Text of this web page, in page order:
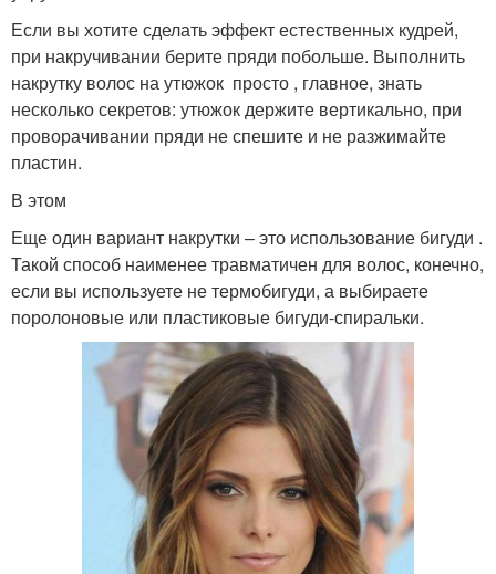
Если вы хотите сделать эффект естественных кудрей,
при накручивании берите пряди побольше. Выполнить
накрутку волос на утюжок просто , главное, знать
несколько секретов: утюжок держите вертикально, при
проворачивании пряди не спешите и не разжимайте
пластин.
В этом
Еще один вариант накрутки – это использование бигуди .
Такой способ наименее травматичен для волос, конечно,
если вы используете не термобигуди, а выбираете
поролоновые или пластиковые бигуди-спиральки.